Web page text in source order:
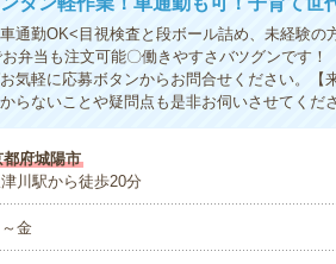
通勤OK<目視検査と段ボール詰め、未経験の
弁当も注文可能〇働きやすさバツグンです
気軽に応募ボタンからお問合せください。【
らないことや疑問点も是非お伺いさせてくだ
都府城陽市
川駅から徒歩20分
金